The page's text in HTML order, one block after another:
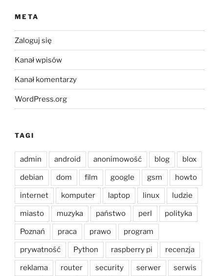
META
Zaloguj się
Kanał wpisów
Kanał komentarzy
WordPress.org
TAGI
admin android anonimowość blog blox
debian dom film google gsm howto
internet komputer laptop linux ludzie
miasto muzyka państwo perl polityka
Poznań praca prawo program
prywatność Python raspberry pi recenzja
reklama router security serwer serwis